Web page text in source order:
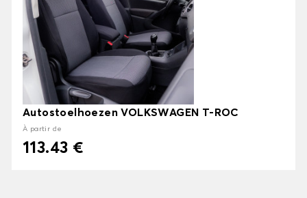
Autostoelhoezen VOLKSWAGEN T-ROC
À partir de
113.43 €